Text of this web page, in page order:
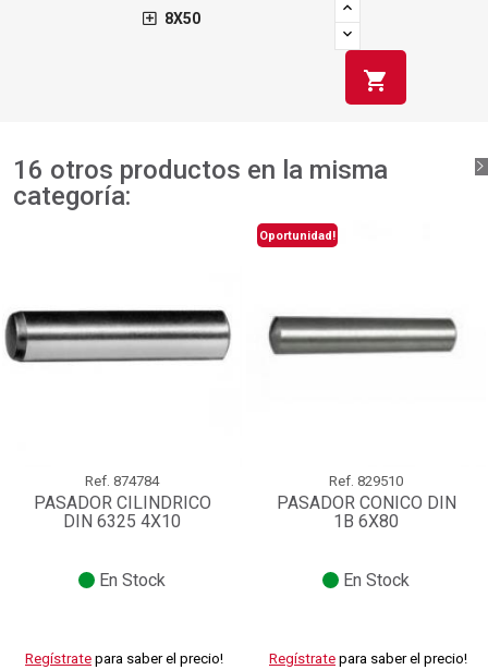
8X50
shopping_cart
16 otros productos en la misma
categoría:
Ref. 874784
PASADOR CILINDRICO
DIN 6325 4X10
En Stock
Regístrate para saber el precio!
Oportunidad!
Ref. 829510
PASADOR CONICO DIN
1B 6X80
En Stock
Regístrate para saber el precio!